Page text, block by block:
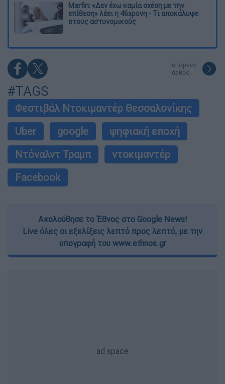
Marfin: «Δεν έχω καμία σχέση με την
επίθεση» λέει η 46χρονη - Τι αποκάλυψε
στους αστυνομικούς
επόμενο
άρθρο
#TAGS
Φεστιβάλ Ντοκιμαντέρ Θεσσαλονίκης
Uber
google
ψηφιακή εποχή
Ντόναλντ Τραμπ
ντοκιμαντέρ
Facebook
Ακολούθησε το Έθνος στο Google News!
Live όλες οι εξελίξεις λεπτό προς λεπτό, με την
υπογραφή του www.ethnos.gr